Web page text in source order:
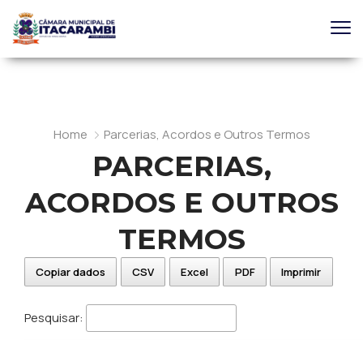
Home Parcerias, Acordos e Outros Termos
PARCERIAS,
ACORDOS E OUTROS
TERMOS
Pesquisar:
Copiar dados CSV Excel PDF Imprimir